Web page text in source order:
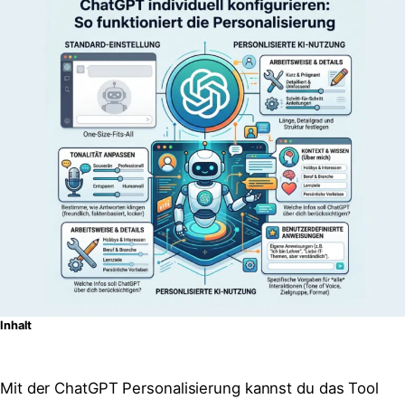
Inhalt
Mit der ChatGPT Personalisierung kannst du das Tool